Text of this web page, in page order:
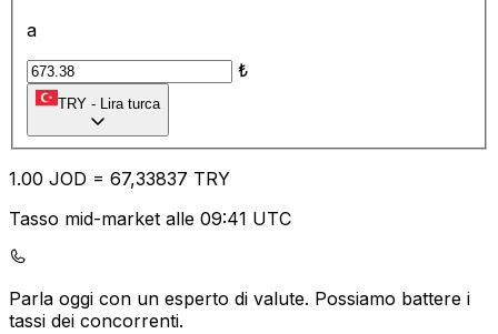
a
₺
TRY - Lira turca
1.00 JOD = 67,33837 TRY
Tasso mid-market alle 09:41 UTC
Parla oggi con un esperto di valute. Possiamo battere i
tassi dei concorrenti.